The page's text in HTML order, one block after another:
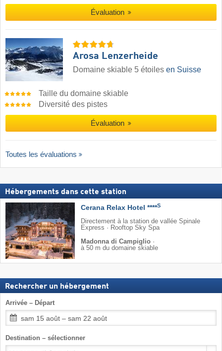
Évaluation
Arosa Lenzerheide
Domaine skiable 5 étoiles en Suisse
Taille du domaine skiable
Diversité des pistes
Évaluation
Toutes les évaluations
Hébergements dans cette station
Cerana Relax Hotel ****S
Directement à la station de vallée Spinale
Express · Rooftop Sky Spa
Madonna di Campiglio ·
à 50 m du domaine skiable
Rechercher un hébergement
Arrivée – Départ
sam 15 août – sam 22 août
Destination – sélectionner